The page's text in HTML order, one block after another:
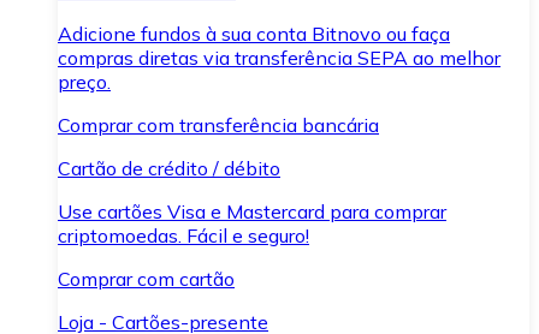
Adicione fundos à sua conta Bitnovo ou faça
compras diretas via transferência SEPA ao melhor
preço.
Comprar com transferência bancária
Cartão de crédito / débito
Use cartões Visa e Mastercard para comprar
criptomoedas. Fácil e seguro!
Comprar com cartão
Loja - Cartões-presente